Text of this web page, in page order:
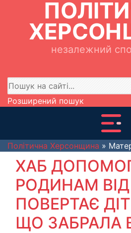
незалежний
Розширений пошук
Політична Херсонщина »
ХАБ
РОДИНАМ
ПОВЕРТАЄ
ЩО ЗАБРАЛА